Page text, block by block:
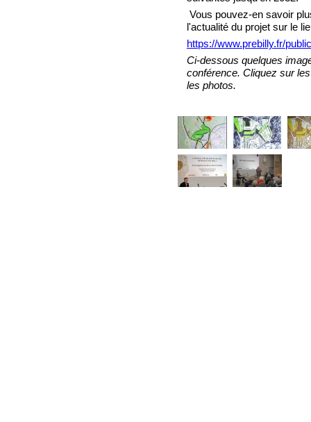
Vous pouvez-en savoir
l'actualité du projet sur le
https://www.prebilly.fr/
Ci-dessous quelques
conférence. Cliquez sur
les photos.